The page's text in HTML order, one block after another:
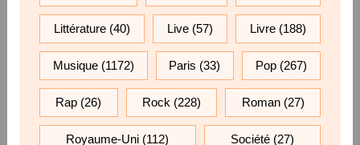
Littérature(40) Live (57) Livre (188)
Musique(1172) Paris (33) Pop (267)
Rap (26) Rock(228) Roman(27)
Royaume-Uni (112) Société(27)